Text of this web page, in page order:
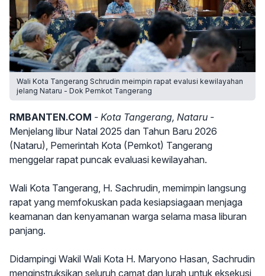
Wali Kota Tangerang Schrudin meimpin rapat evalusi kewilayahan
jelang Nataru - Dok Pemkot Tangerang
RMBANTEN.COM - Kota Tangerang, Nataru -
Menjelang libur Natal 2025 dan Tahun Baru 2026
(Nataru), Pemerintah Kota (Pemkot) Tangerang
menggelar rapat puncak evaluasi kewilayahan.
Wali Kota Tangerang, H. Sachrudin, memimpin langsung
rapat yang memfokuskan pada kesiapsiagaan menjaga
keamanan dan kenyamanan warga selama masa liburan
panjang.
Didampingi Wakil Wali Kota H. Maryono Hasan, Sachrudin
menginstruksikan seluruh camat dan lurah untuk eksekusi